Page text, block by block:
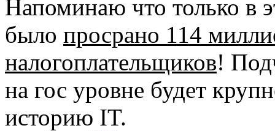
Напоминаю что только в
было просрано 114
налогоплательщиков!
на гос уровне будет
историю IT.